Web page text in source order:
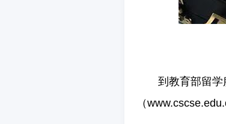
到教育部留学
（